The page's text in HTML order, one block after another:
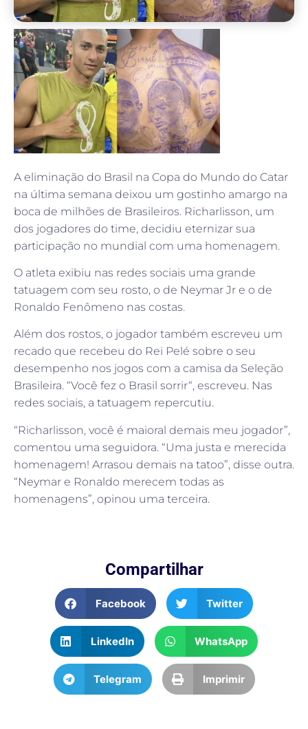
A eliminação do Brasil na Copa do Mundo do Catar
na última semana deixou um gostinho amargo na
boca de milhões de Brasileiros. Richarlisson, um
dos jogadores do time, decidiu eternizar sua
participação no mundial com uma homenagem.
O atleta exibiu nas redes sociais uma grande
tatuagem com seu rosto, o de Neymar Jr e o de
Ronaldo Fenômeno nas costas.
Além dos rostos, o jogador também escreveu um
recado que recebeu do Rei Pelé sobre o seu
desempenho nos jogos com a camisa da Seleção
Brasileira. “Você fez o Brasil sorrir“, escreveu. Nas
redes sociais, a tatuagem repercutiu.
“Richarlisson, você é maioral demais meu jogador”,
comentou uma seguidora. “Uma justa e merecida
homenagem! Arrasou demais na tatoo”, disse outra.
“Neymar e Ronaldo merecem todas as
homenagens”, opinou uma terceira.
Compartilhar
Facebook Twitter
LinkedIn WhatsApp
Telegram Imprimir